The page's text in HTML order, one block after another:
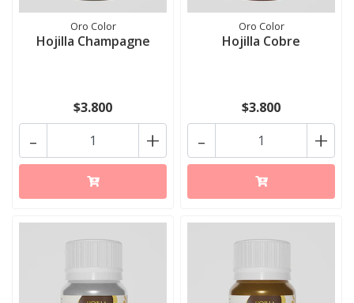
Oro Color
Hojilla Champagne
$3.800
+
-
Oro Color
Hojilla Cobre
$3.800
+
-